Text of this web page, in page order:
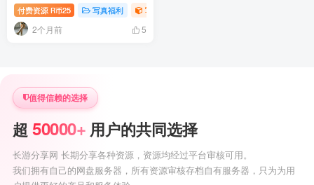
付费资源 R币25 写真福利 写真视频专题
2个月前 5
值得信赖的选择
超50000+ 用户的共同选择
长游分享网 长期分享各种资源，资源均经过平台审核可用。
我们拥有自己的网盘服务器，所有资源审核存档自有服务器，只为为用